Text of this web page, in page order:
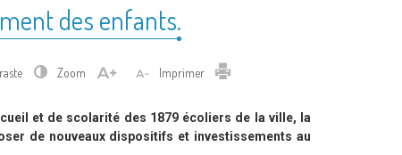
des enfants.
Zoom Imprimer Imprimer
et de scolarité des 1879 écoliers de la ville, la
de nouveaux dispositifs et investissements au